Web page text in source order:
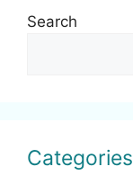
Search
Categories